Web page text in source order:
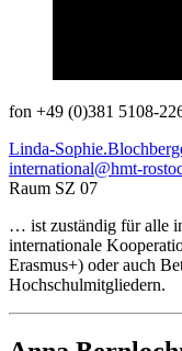
fon +49 (0)381 5108-
Linda-
international@hmt-
Raum SZ 07
… ist zuständig für alle
internationale
Erasmus+) oder auch
Hochschulmitgliedern.